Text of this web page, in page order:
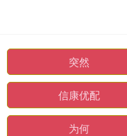
突然
信康优配
为何